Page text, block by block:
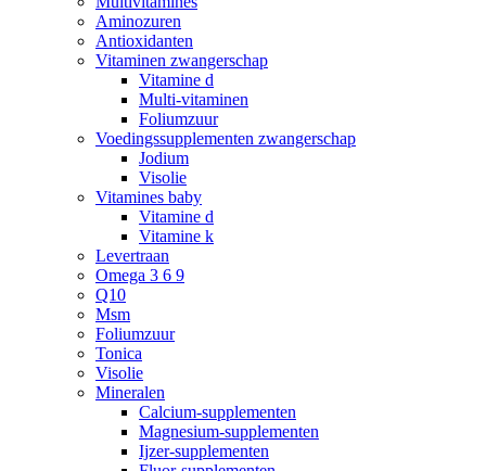
Aminozuren
Antioxidanten
Vitaminen zwangerschap
Vitamine d
Multi-vitaminen
Foliumzuur
Voedingssupplementen zwangerschap
Jodium
Visolie
Vitamines baby
Vitamine d
Vitamine k
Levertraan
Omega 3 6 9
Q10
Msm
Foliumzuur
Tonica
Visolie
Mineralen
Calcium-supplementen
Magnesium-supplementen
Ijzer-supplementen